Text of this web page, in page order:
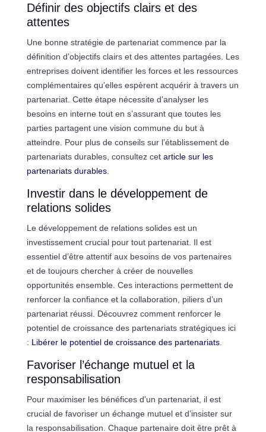
Définir des objectifs clairs et des
attentes
Une bonne stratégie de partenariat commence par la
définition d’objectifs clairs et des attentes partagées. Les
entreprises doivent identifier les forces et les ressources
complémentaires qu’elles espèrent acquérir à travers un
partenariat. Cette étape nécessite d’analyser les
besoins en interne tout en s’assurant que toutes les
parties partagent une vision commune du but à
atteindre. Pour plus de conseils sur l’établissement de
partenariats durables, consultez cet article sur les
partenariats durables.
Investir dans le développement de
relations solides
Le développement de relations solides est un
investissement crucial pour tout partenariat. Il est
essentiel d’être attentif aux besoins de vos partenaires
et de toujours chercher à créer de nouvelles
opportunités ensemble. Ces interactions permettent de
renforcer la confiance et la collaboration, piliers d’un
partenariat réussi. Découvrez comment renforcer le
potentiel de croissance des partenariats stratégiques ici
: Libérer le potentiel de croissance des partenariats.
Favoriser l’échange mutuel et la
responsabilisation
Pour maximiser les bénéfices d’un partenariat, il est
crucial de favoriser un échange mutuel et d’insister sur
la responsabilisation. Chaque partenaire doit être prêt à